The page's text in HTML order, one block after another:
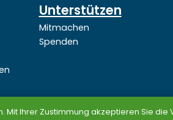
Unterstützen
Mitmachen
Spenden
Ihrer Zustimmung akzeptieren Sie